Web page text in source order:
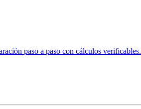
paso a paso con cálculos verificables.